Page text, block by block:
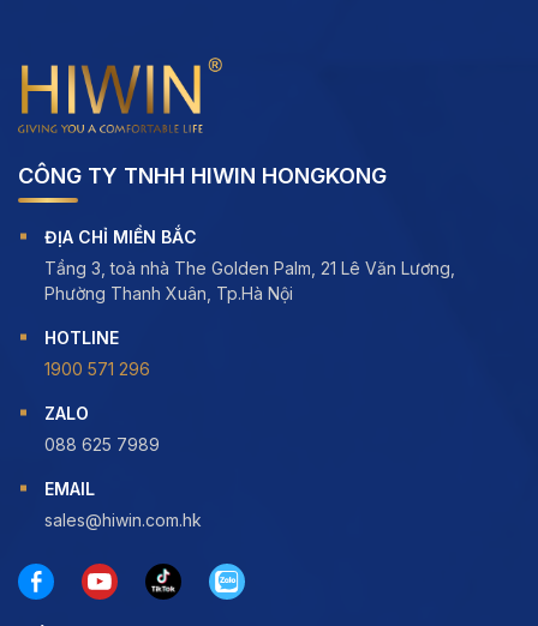
CÔNG TY TNHH HIWIN HONGKONG
ĐỊA CHỈ MIỀN BẮC
Tầng 3, toà nhà The Golden Palm, 21 Lê Văn Lương,
Phường Thanh Xuân, Tp.Hà Nội
HOTLINE
1900 571 296
ZALO
088 625 7989
EMAIL
sales@hiwin.com.hk